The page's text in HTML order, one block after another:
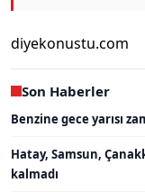
diyekonustu.com
Son Haberler
Benzine gece yarısı
Hatay, Samsun,
kalmadı